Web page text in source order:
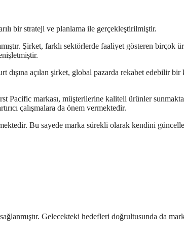
bir strateji ve planlama ile gerçekleştirilmiştir.
Şirket, farklı sektörlerde faaliyet gösteren birçok
dışına açılan şirket, global pazarda rekabet edebilir bir
Pacific markası, müşterilerine kaliteli ürünler
çalışmalara da önem vermektedir.
Bu sayede marka sürekli olarak kendini
Gelecekteki hedefleri doğrultusunda da